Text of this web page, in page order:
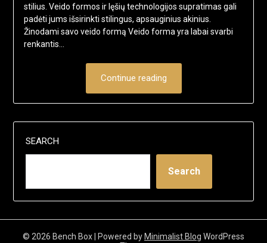
stilius. Veido formos ir lęšių technologijos supratimas gali
padėti jums išsirinkti stilingus, apsauginius akinius.
Žinodami savo veido formą Veido forma yra labai svarbi
renkantis…
Continue reading
SEARCH
Search
© 2026 Bench Box | Powered by Minimalist Blog WordPress